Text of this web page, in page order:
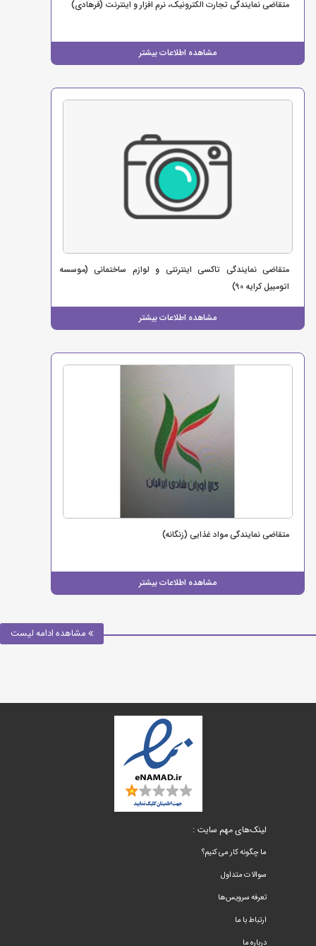
مشاهده اطلاعات بیشتر
متقاضی نمایندگی تجارت الکترونیک، نرم افزار و اینترنت (فرهادی)
مشاهده اطلاعات بیشتر
متقاضی نمایندگی تاکسی اینترنتی و لوازم ساختمانی (موسسه
اتومبیل کرایه 90)
مشاهده اطلاعات بیشتر
متقاضی نمایندگی مواد غذایی (زنگانه)
مشاهده ادامه لیست
لینک‌های مهم سایت :
ما چگونه کار می کنیم؟
سوالات متداول
تعرفه سرویس‌ها
ارتباط با ما
درباره ما